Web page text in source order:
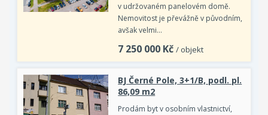
v udržovaném panelovém domě.
Nemovitost je převážně v původním,
avšak velmi…
7 250 000 Kč / objekt
BJ Černé Pole, 3+1/B, podl. pl.
86,09 m2
Prodám byt v osobním vlastnictví,